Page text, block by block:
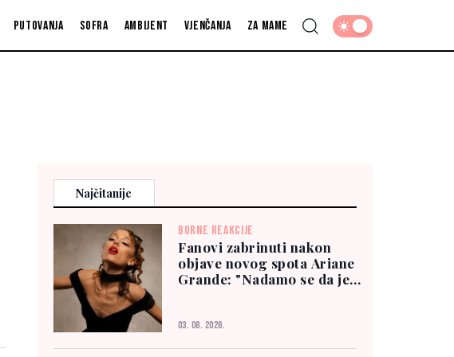
Putovanja Sofra Ambijent Vjenčanja Za mame
Najčitanije
BURNE REAKCIJE
Fanovi zabrinuti nakon
objave novog spota Ariane
Grande: "Nadamo se da je
03. 08. 2026.